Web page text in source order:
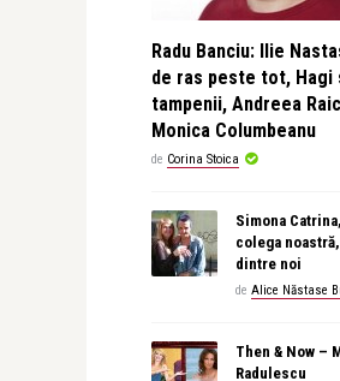
Radu Banciu: Ilie
de ras peste tot, Hagi
tampenii, Andreea
Monica Columbeanu
de Corina Stoica
Simona
colega
dintre noi
de Alice Năstase
Then & Now –
Radulescu